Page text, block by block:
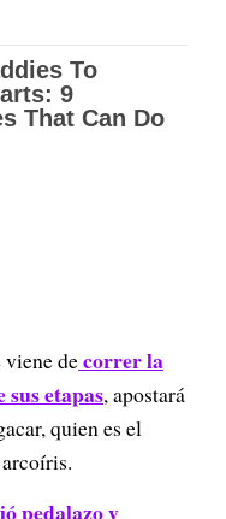
decorrer la
etapas, apostará
quien es el
pedalazo y